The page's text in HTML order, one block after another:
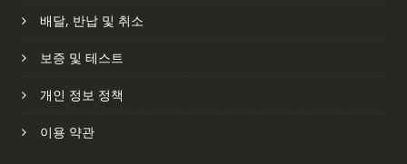
배달, 반납 및 취소
보증 및 테스트
개인 정보 정책
이용 약관